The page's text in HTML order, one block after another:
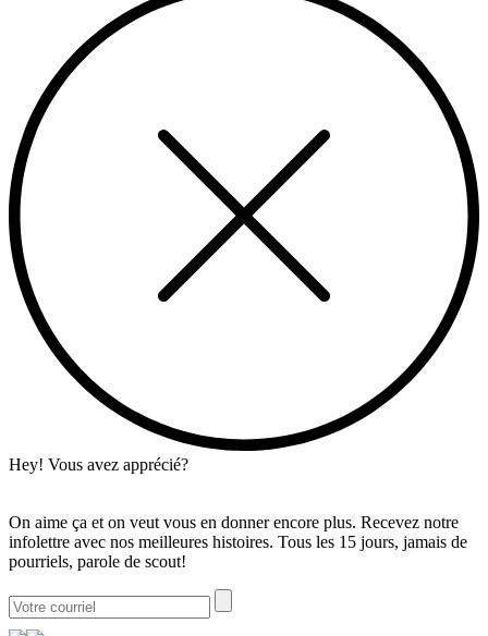
Hey! Vous avez apprécié?
On aime ça et on veut vous en donner encore plus. Recevez notre
infolettre avec nos meilleures histoires. Tous les 15 jours, jamais de
pourriels, parole de scout!